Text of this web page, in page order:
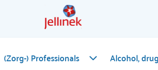
(Zorg-) Professionals Alcohol,